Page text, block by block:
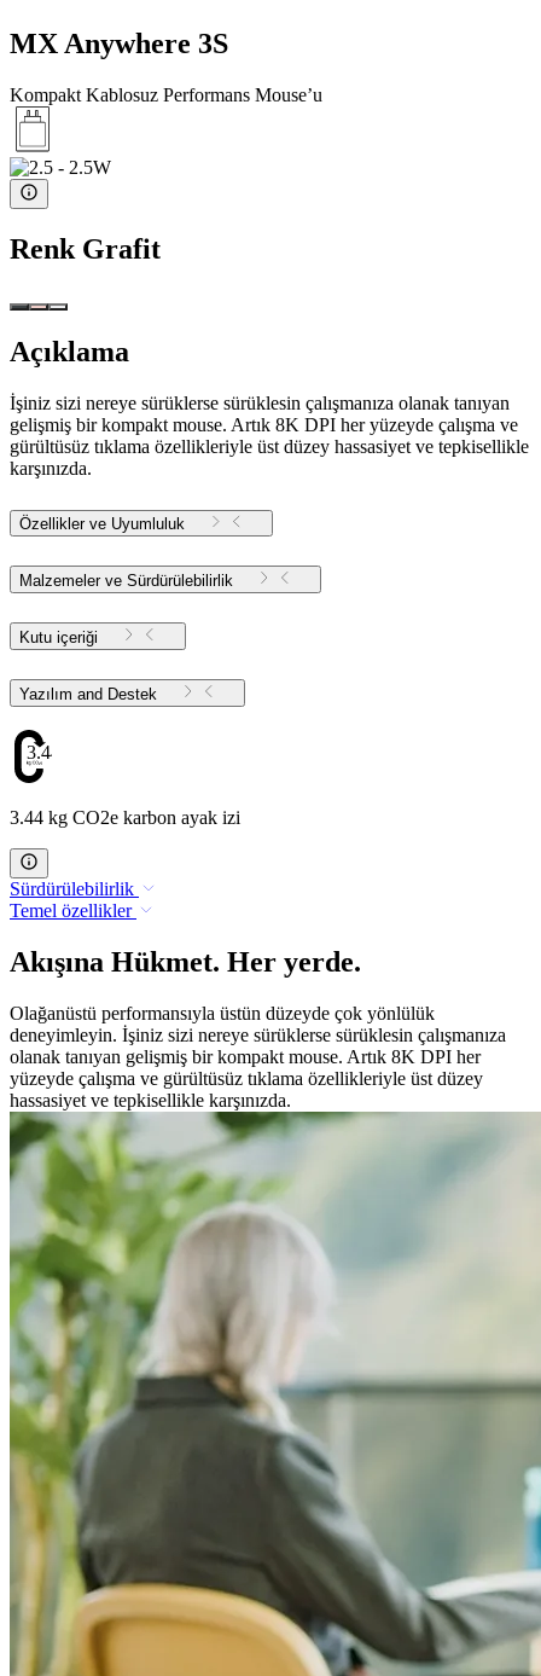
MX Anywhere 3S
Kompakt Kablosuz Performans Mouse’u
Renk Grafit
Açıklama
İşiniz sizi nereye sürüklerse sürüklesin çalışmanıza olanak tanıyan
gelişmiş bir kompakt mouse. Artık 8K DPI her yüzeyde çalışma ve
gürültüsüz tıklama özellikleriyle üst düzey hassasiyet ve tepkisellikle
karşınızda.
Özellikler ve Uyumluluk
Malzemeler ve Sürdürülebilirlik
Kutu içeriği
Yazılım and Destek
3.44
3.44 kg CO2e karbon ayak izi
Sürdürülebilirlik
Temel özellikler
Akışına Hükmet. Her yerde.
Olağanüstü performansıyla üstün düzeyde çok yönlülük
deneyimleyin. İşiniz sizi nereye sürüklerse sürüklesin çalışmanıza
olanak tanıyan gelişmiş bir kompakt mouse. Artık 8K DPI her
yüzeyde çalışma ve gürültüsüz tıklama özellikleriyle üst düzey
hassasiyet ve tepkisellikle karşınızda.